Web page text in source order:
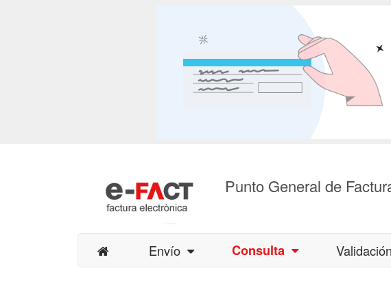
Punto General de
Envío Consulta Validación